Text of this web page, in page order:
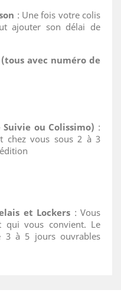
: Une fois votre colis
ajouter son délai de
avec numéro de
ou Colissimo) :
chez vous sous 2 à 3
et Lockers : Vous
qui vous convient. Le
3 à 5 jours ouvrables